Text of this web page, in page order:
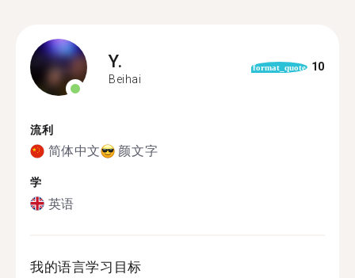
Y.
Beihai
format_quote 10
流利
简体中文 颜文字
学
英语
我的语言学习目标